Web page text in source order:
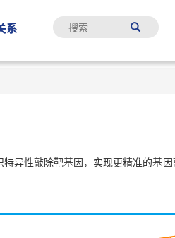
系
异性敲除靶基因，实现更精准的基因